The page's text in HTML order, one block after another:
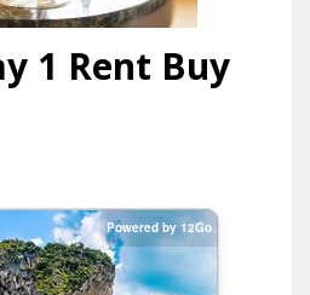
1 Rent Buy